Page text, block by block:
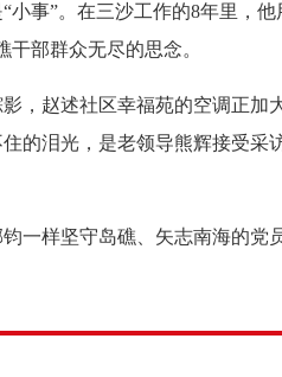
”。在三沙工作的8年里，他
部群众无尽的思念。
赵述社区幸福苑的空调正加
的泪光，是老领导熊辉接受采
样坚守岛礁、矢志南海的党